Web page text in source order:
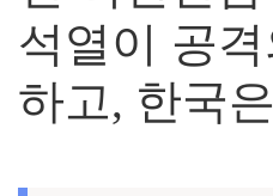
석열이 공
하고, 한국